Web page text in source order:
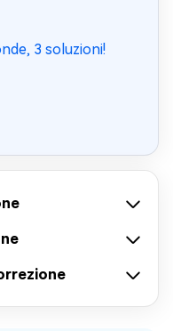
3 soluzioni!